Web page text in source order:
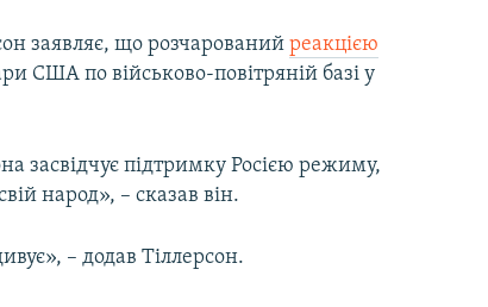
заявляє, що розчарованийреакцією
США по військово-повітряній базі у
засвідчує підтримку Росією режиму,
народ», – сказав він.
– додав Тіллерсон.